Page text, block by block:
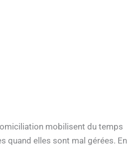
mobilisent du temps
quand elles sont mal gérées. En